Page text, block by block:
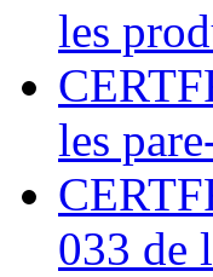
les
les
033 de